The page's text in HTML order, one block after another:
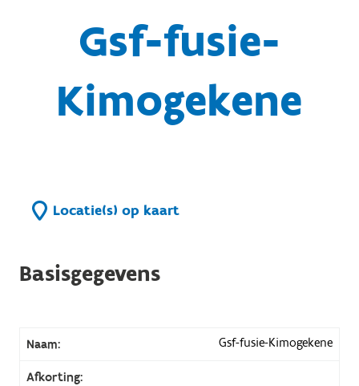
Gsf-fusie-
Kimogekene
Locatie(s) op kaart
Basisgegevens
Naam: Gsf-fusie-Kimogekene
Afkorting: